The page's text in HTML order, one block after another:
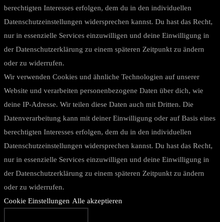
berechtigten Interesses erfolgen, dem du in den individuellen
Datenschutzeinstellungen widersprechen kannst. Du hast das Recht,
nur in essenzielle Services einzuwilligen und deine Einwilligung in
der Datenschutzerklärung zu einem späteren Zeitpunkt zu ändern
oder zu widerrufen.
Wir verwenden Cookies und ähnliche Technologien auf unserer
Website und verarbeiten personenbezogene Daten über dich, wie
deine IP-Adresse. Wir teilen diese Daten auch mit Dritten. Die
Datenverarbeitung kann mit deiner Einwilligung oder auf Basis eines
berechtigten Interesses erfolgen, dem du in den individuellen
Datenschutzeinstellungen widersprechen kannst. Du hast das Recht,
nur in essenzielle Services einzuwilligen und deine Einwilligung in
der Datenschutzerklärung zu einem späteren Zeitpunkt zu ändern
oder zu widerrufen.
Cookie Einstellungen Alle akzeptieren